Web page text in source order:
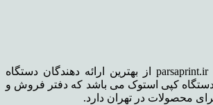
شرکت پارسا پرینت parsaprint.ir از بهترین ارائه دهندگان دستگاه
کپی استوک می باشد که دفتر فروش و
محصولات در تهران دارد.